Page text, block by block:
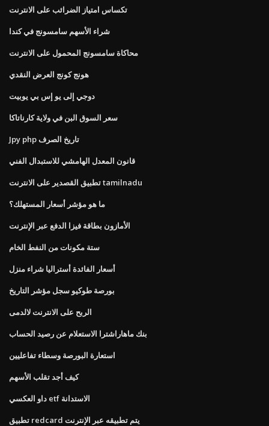
تكساس امتياز الضرائب على الانترنت
شراء الأسهم سامسونج في كندا
محاكاة سامسونج المحمول على الانترنت
هونج كونج العرض النقدي
دوجي إلى يو إس بي يوبيت
سعر السوق البن في ولاية كارناتاكا
Jpy php تاريخ الصرف
قانون المعدل الهامشي للاستبدال الفني
تطبيق القصدير على الانترنت tamilnadu
ما هو مؤشر أسعار المستهلك؟
الأمازون بطاقة فيزا الدفع عبر الإنترنت
ستة مكونات من النفط الخام
أسعار الفائدة أستراليا شراء منزل
بورصة طوكيو سجل مؤشر التاريخ
الربح على الانترنت لالدمى
بنك ماهاراشترا الاستعلام عن رصيد الحساب
استعارة البورصة وسطاء تفاعليين
كيف أجد تقلب الأسهم
داو العكسي etf الاستدانة
تطبيق redcard يتم تطبيقه عبر الإنترنت